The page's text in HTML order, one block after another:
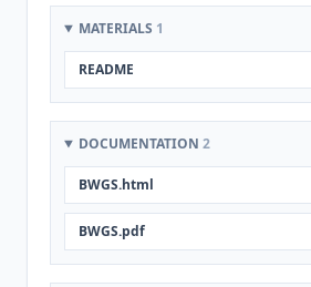
MATERIALS 1
README
DOCUMENTATION 2
BWGS.html
BWGS.pdf